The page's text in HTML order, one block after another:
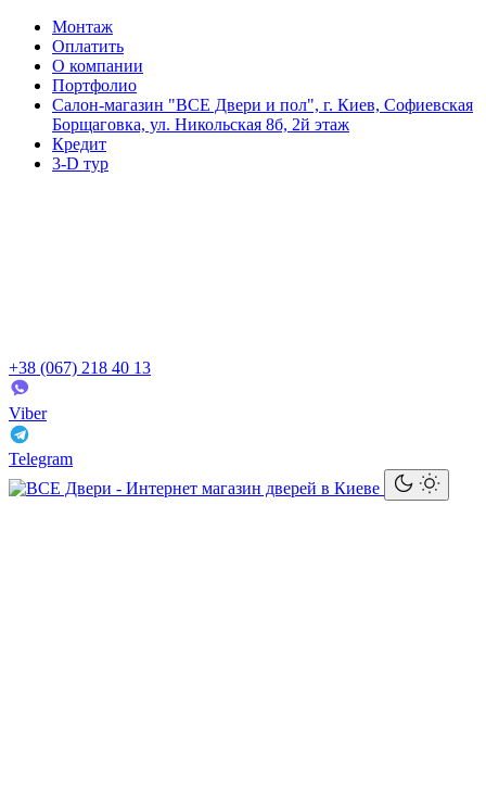
Монтаж
Оплатить
О компании
Портфолио
Салон-магазин "ВСЕ Двери и пол", г. Киев, Софиевская
Борщаговка, ул. Никольская 8б, 2й этаж
Кредит
3-D тур
+38 (067) 218 40 13
Viber
Telegram